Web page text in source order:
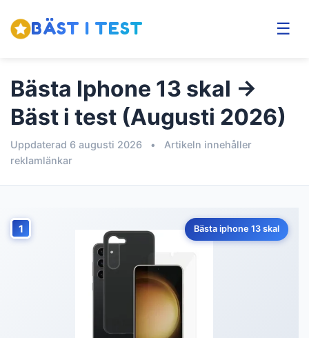
BÄST I TEST ☰
Bästa Iphone 13 skal →
Bäst i test (Augusti 2026)
Uppdaterad 6 augusti 2026 •
Artikeln innehåller
reklamlänkar
1 Bästa iphone 13 skal